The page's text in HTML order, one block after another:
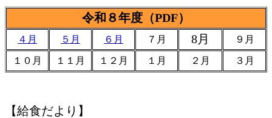
令和８年度（PDF）
４月 ５月 ６月 ７月 8月
９月
１０月
１１月 １２月 １月 ２月 ３月
【給食だより】